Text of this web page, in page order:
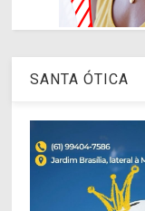
SANTA ÓTICA